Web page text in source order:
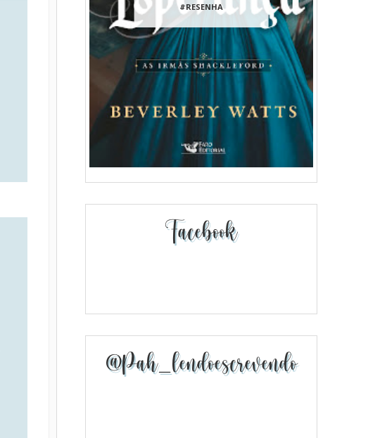
#RESENHA
Facebook
@pah_lendoescrevendo